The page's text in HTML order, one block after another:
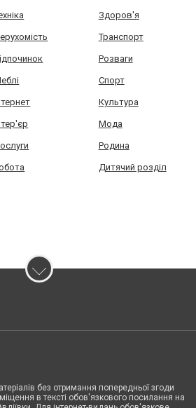
Здоров'я
Транспорт
Розваги
Спорт
Культура
Мода
Родина
Дитячий розділ
без отримання попередньої згоди
в тексті обов'язкового посилання на